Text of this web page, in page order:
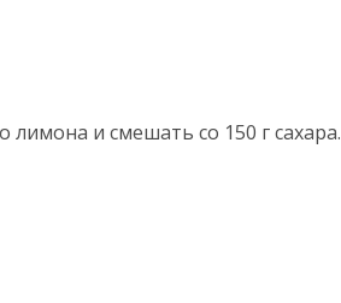
лимона и смешать со 150 г сахара.